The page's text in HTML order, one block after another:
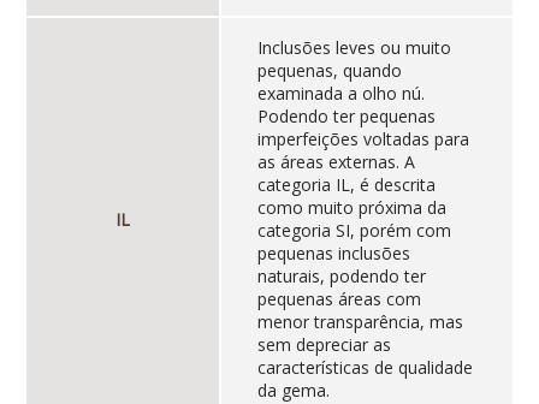
IL
Inclusões leves ou muito
pequenas, quando
examinada a olho nú.
Podendo ter pequenas
imperfeições voltadas para
as áreas externas. A
categoria IL, é descrita
como muito próxima da
categoria SI, porém com
pequenas inclusões
naturais, podendo ter
pequenas áreas com
menor transparência, mas
sem depreciar as
características de qualidade
da gema.